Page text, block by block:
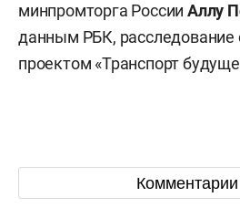
минпромторга РоссииАллу
данным РБК, расследование
проектом «Транспорт
Комментарии